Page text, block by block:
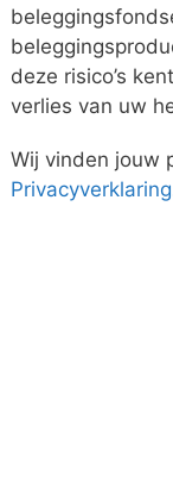
deze risico’s
verlies van uw
Wij vinden jouw